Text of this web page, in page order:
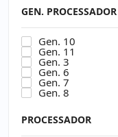
GEN. PROCESSADOR
Gen. 10
Gen. 11
Gen. 3
Gen. 6
Gen. 7
Gen. 8
PROCESSADOR